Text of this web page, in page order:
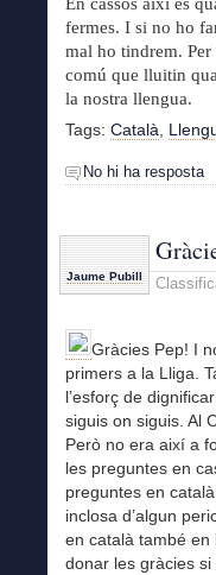
fermes. I si no ho
mal ho tindrem.
comú que lluitin
la nostra llengua.
Tags: Català
No hi ha resposta
Jaume Pubill
Gràcies Pep! I
primers a la Lliga.
l’esforç de
siguis on siguis. Al
Però no era així a
les preguntes en
preguntes en
inclosa d’algun
en català també en
donar les gràcies si